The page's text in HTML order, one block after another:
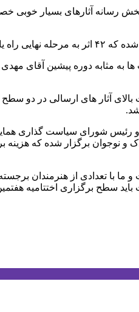
رسانه آثارهای بسیار خوبی
قرار میگیرد.
به مثابه دوره پیشین آقای
رئیس شورای سیاست گذاری
با تعدادی از هنرمندان
باید سطح برگزاری اختتامیه